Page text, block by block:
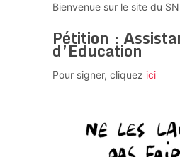
Bienvenue sur le site du
Pétition :
d’Education
Pour signer, cliquez ici